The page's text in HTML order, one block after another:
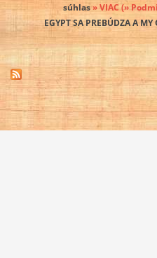
súhlas» VIAC(»
EGYPT SA PREBÚDZA A